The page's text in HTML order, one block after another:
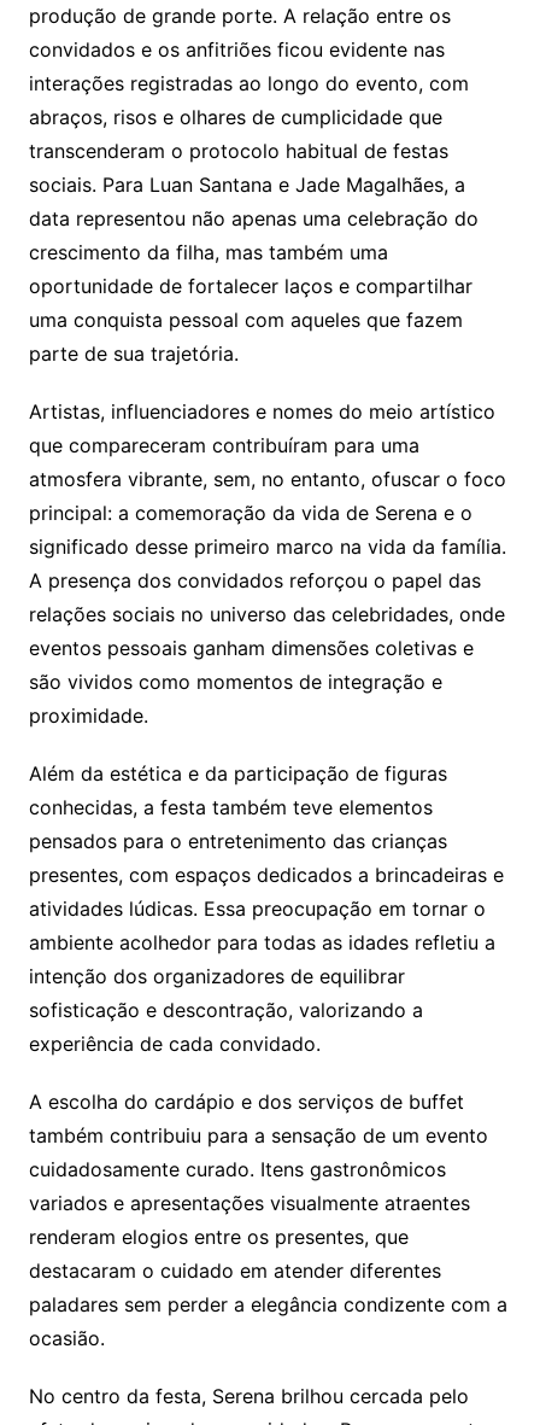
produção de grande porte. A relação entre os
convidados e os anfitriões ficou evidente nas
interações registradas ao longo do evento, com
abraços, risos e olhares de cumplicidade que
transcenderam o protocolo habitual de festas
sociais. Para Luan Santana e Jade Magalhães, a
data representou não apenas uma celebração do
crescimento da filha, mas também uma
oportunidade de fortalecer laços e compartilhar
uma conquista pessoal com aqueles que fazem
parte de sua trajetória.
Artistas, influenciadores e nomes do meio artístico
que compareceram contribuíram para uma
atmosfera vibrante, sem, no entanto, ofuscar o foco
principal: a comemoração da vida de Serena e o
significado desse primeiro marco na vida da família.
A presença dos convidados reforçou o papel das
relações sociais no universo das celebridades, onde
eventos pessoais ganham dimensões coletivas e
são vividos como momentos de integração e
proximidade.
Além da estética e da participação de figuras
conhecidas, a festa também teve elementos
pensados para o entretenimento das crianças
presentes, com espaços dedicados a brincadeiras e
atividades lúdicas. Essa preocupação em tornar o
ambiente acolhedor para todas as idades refletiu a
intenção dos organizadores de equilibrar
sofisticação e descontração, valorizando a
experiência de cada convidado.
A escolha do cardápio e dos serviços de buffet
também contribuiu para a sensação de um evento
cuidadosamente curado. Itens gastronômicos
variados e apresentações visualmente atraentes
renderam elogios entre os presentes, que
destacaram o cuidado em atender diferentes
paladares sem perder a elegância condizente com a
ocasião.
No centro da festa, Serena brilhou cercada pelo